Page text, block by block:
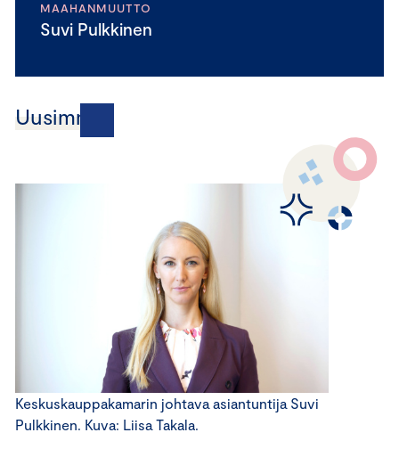
MAAHANMUUTTO
Suvi Pulkkinen
Uusimmat
Keskuskauppakamarin johtava asiantuntija Suvi
Pulkkinen. Kuva: Liisa Takala.